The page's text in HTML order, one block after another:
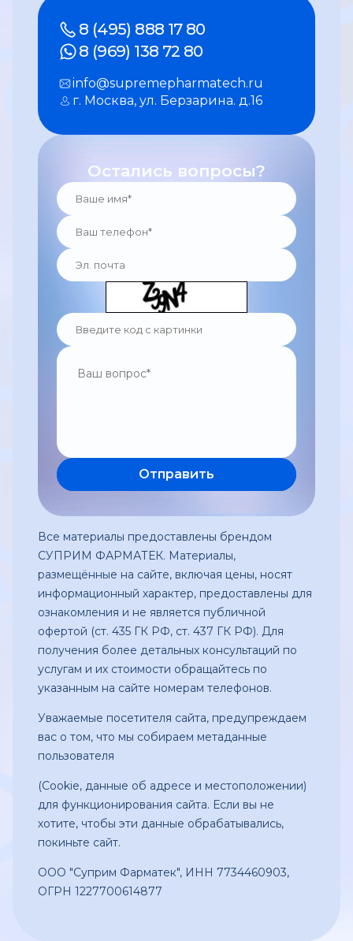
8 (495) 888 17 80
8 (969) 138 72 80
info@supremepharmatech.ru
г. Москва, ул. Берзарина. д.16
Остались вопросы?
Все материалы предоставлены брендом
СУПРИМ ФАРМАТЕК. Материалы,
размещённые на сайте, включая цены, носят
информационный характер, предоставлены для
ознакомления и не является публичной
офертой (ст. 435 ГК РФ, ст. 437 ГК РФ). Для
получения более детальных консультаций по
услугам и их стоимости обращайтесь по
указанным на сайте номерам телефонов.
Уважаемые посетителя сайта, предупреждаем
вас о том, что мы собираем метаданные
пользователя
(Сookie, данные об адресе и местоположении)
для функционирования сайта. Если вы не
хотите, чтобы эти данные обрабатывались,
покиньте сайт.
ООО "Суприм Фарматек", ИНН 7734460903,
ОГРН 1227700614877